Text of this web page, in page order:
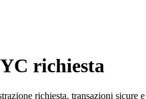
richiesta
richiesta, transazioni sicure